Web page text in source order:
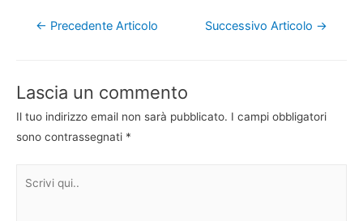
Navigazione
← Precedente Articolo Successivo Articolo →
Lascia un commento
Il tuo indirizzo email non sarà pubblicato. I campi obbligatori
sono contrassegnati *